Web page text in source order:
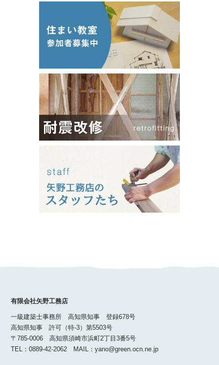
有限会社矢野工務店
一級建築士事務所 高知県知事 登録678号
高知県知事 許可（特-3）第5503号
〒785-0006 高知県須崎市浜町2丁目3番5号
TEL：0889-42-2062 MAIL：yano@green.ocn.ne.jp